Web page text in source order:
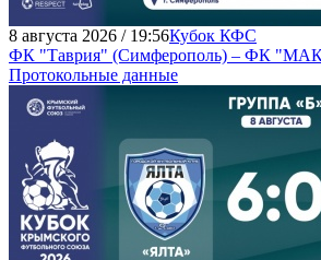
8 августа 2026 / 19:56Кубок КФС
ФК "Таврия" (Симферополь) – ФК
Протокольные данные